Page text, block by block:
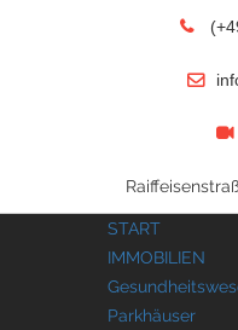
START
IMMOBILIEN
Parkhäuser